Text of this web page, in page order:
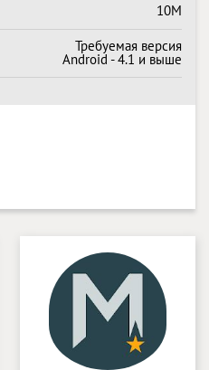
10M
Требуемая версия
Android - 4.1 и выше